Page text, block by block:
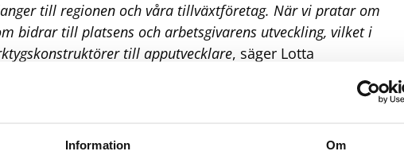
Information Om
till regionen och våra tillväxtföretag. När vi pratar om
bidrar till platsens och arbetsgivarens utveckling, vilket i
till apputvecklare, säger Lotta